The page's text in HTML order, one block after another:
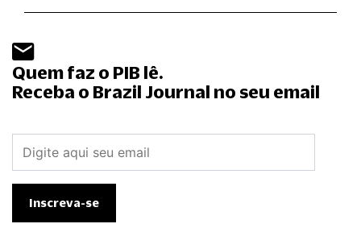
Quem faz o PIB lê.
Receba o Brazil Journal no seu email